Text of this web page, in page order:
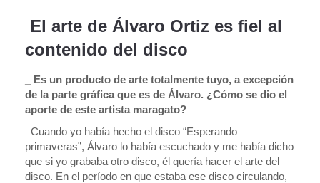
El arte de Álvaro Ortiz es fiel al
contenido del disco
_ Es un producto de arte totalmente tuyo, a excepción
de la parte gráfica que es de Álvaro. ¿Cómo se dio el
aporte de este artista maragato?
_Cuando yo había hecho el disco “Esperando
primaveras”, Álvaro lo había escuchado y me había dicho
que si yo grababa otro disco, él quería hacer el arte del
disco. En el período en que estaba ese disco circulando,